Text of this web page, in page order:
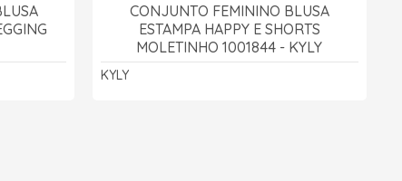
CONJUNTO FEMININO BLUSA
ESTAMPA HAPPY E SHORTS
MOLETINHO 1001844 - KYLY
KYLY